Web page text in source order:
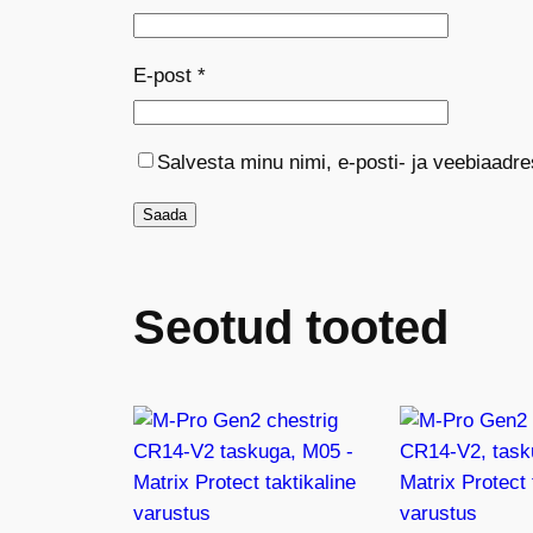
E-post *
Salvesta minu nimi, e-posti- ja
Seotud tooted